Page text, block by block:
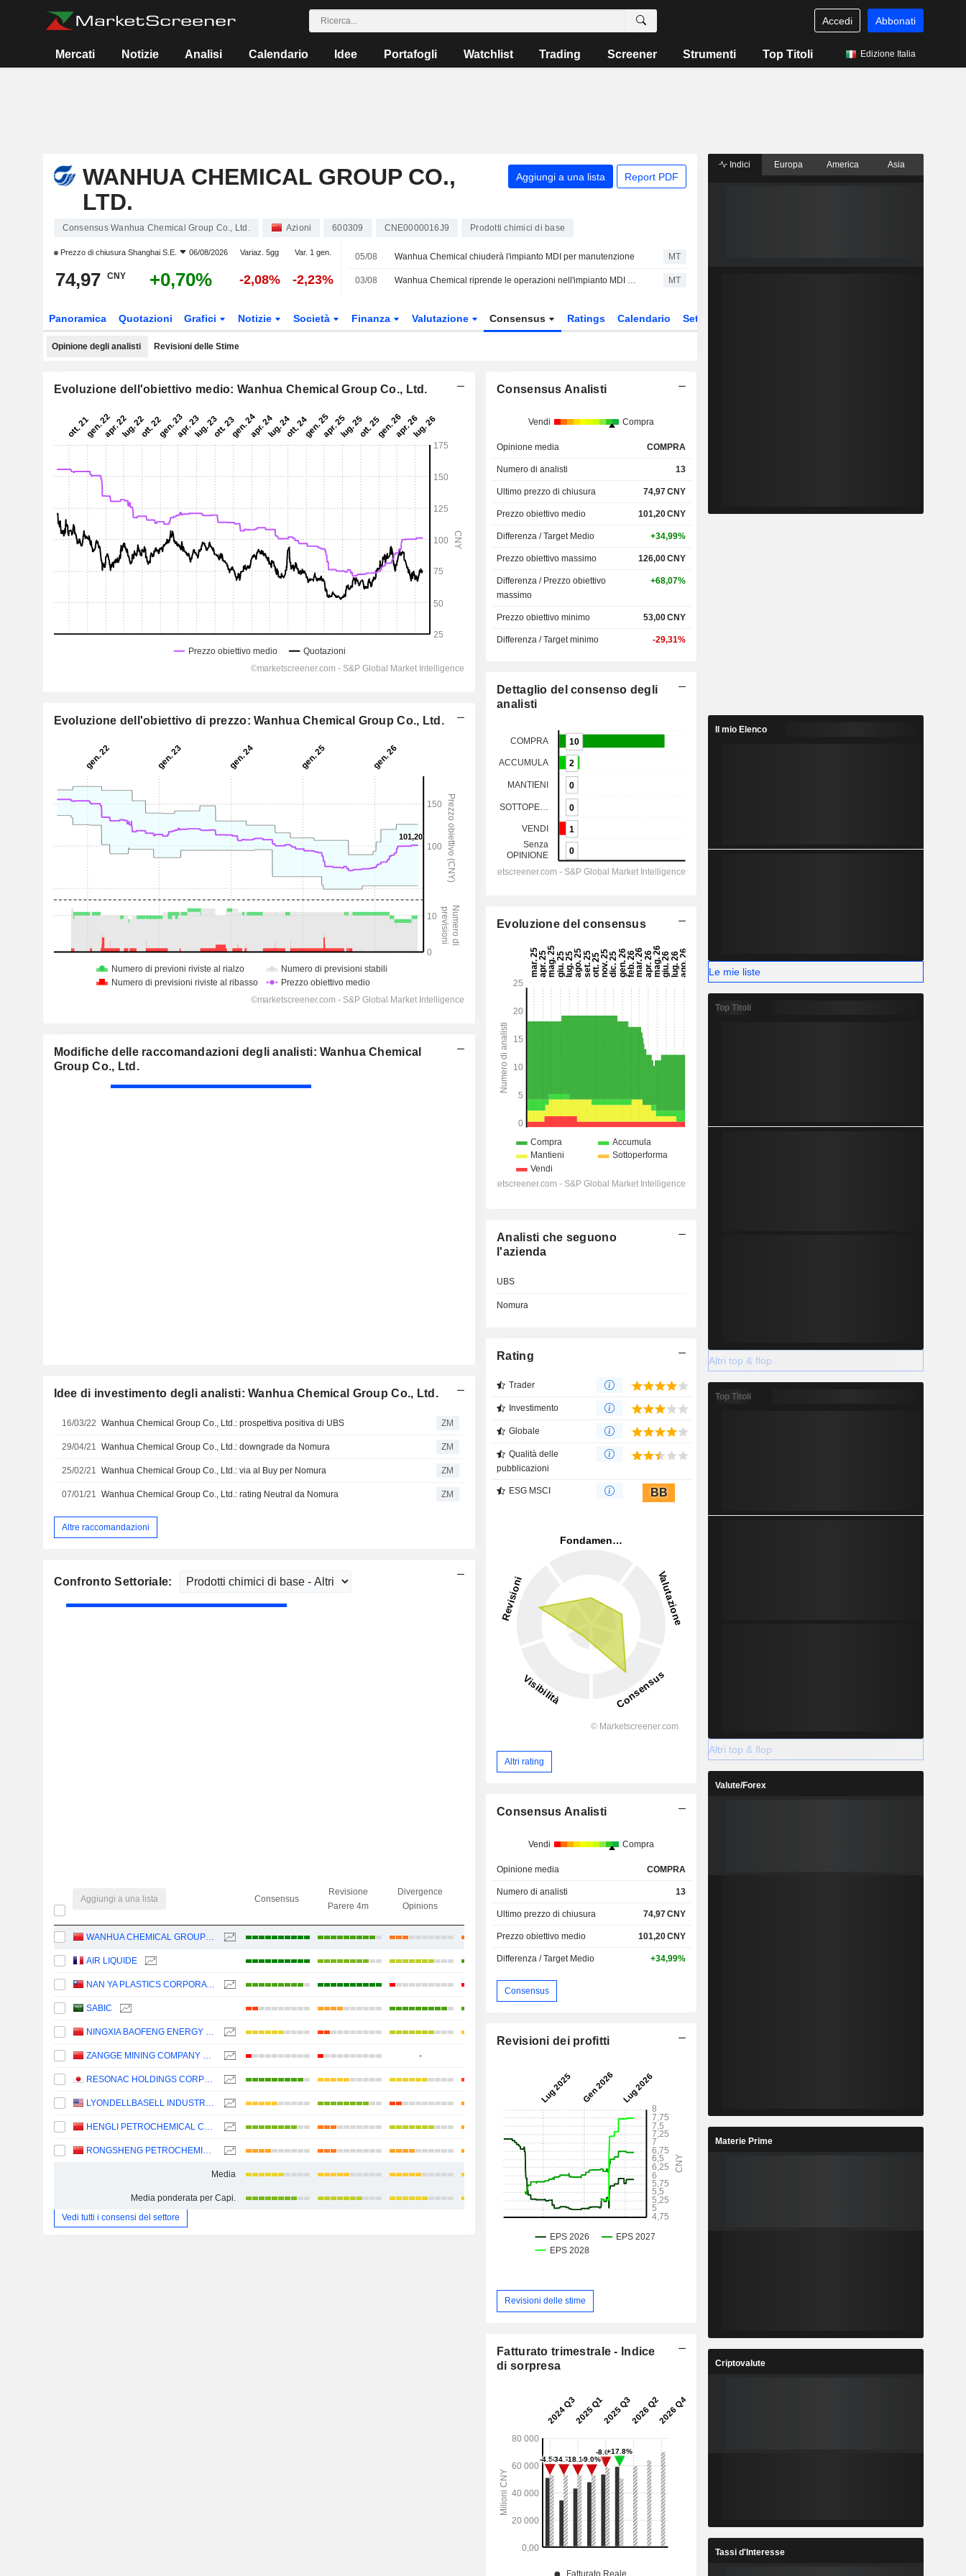
Accedi Abbonati
Mercati Notizie Analisi Calendario Idee Portafogli Watchlist Trading Screener Strumenti Top Titoli Edizione Italia
WANHUA CHEMICAL GROUP CO.,
LTD.
Aggiungi a una lista Report PDF
Consensus Wanhua Chemical Group Co., Ltd. Azioni 600309 CNE0000016J9 Prodotti chimici di base
Prezzo di chiusura Shanghai S.E. 06/08/2026 Variaz. 5gg Var. 1 gen.
74,97 CNY +0,70% -2,08% -2,23%
05/08 Wanhua Chemical chiuderà l'impianto MDI per manutenzione MT
03/08 Wanhua Chemical riprende le operazioni nell'impianto MDI del Fujian dopo la manutenzione MT
Panoramica Quotazioni Grafici Notizie Società Finanza Valutazione Consensus Ratings Calendario Settore
Opinione degli analisti Revisioni delle Stime
Evoluzione dell'obiettivo medio: Wanhua Chemical Group Co., Ltd.
Evoluzione dell'obiettivo di prezzo: Wanhua Chemical Group Co., Ltd.
Modifiche delle raccomandazioni degli analisti: Wanhua Chemical
Group Co., Ltd.
Idee di investimento degli analisti: Wanhua Chemical Group Co., Ltd.
16/03/22 Wanhua Chemical Group Co., Ltd.: prospettiva positiva di UBS ZM
29/04/21 Wanhua Chemical Group Co., Ltd.: downgrade da Nomura ZM
25/02/21 Wanhua Chemical Group Co., Ltd.: via al Buy per Nomura ZM
07/01/21 Wanhua Chemical Group Co., Ltd.: rating Neutral da Nomura ZM
Altre raccomandazioni
Confronto Settoriale:
Aggiungi a una lista Consensus
Revisione
Parere 4m
Divergence
Opinions
Divergence
azione
WANHUA CHEMICAL GROUP CO., LTD. +35,93%
AIR LIQUIDE +13,19%
NAN YA PLASTICS CORPORATION
SABIC
NINGXIA BAOFENG ENERGY GROUP CO., LTD.
ZANGGE MINING COMPANY LIMITED -
RESONAC HOLDINGS CORPORATION +26,94%
LYONDELLBASELL INDUSTRIES N.V. +17,79%
HENGLI PETROCHEMICAL CO.,LTD. +61,54%
RONGSHENG PETROCHEMICAL CO., LTD. +2,91%
Media +24,87%
Media ponderata per Capi.
+19,70%
Vedi tutti i consensi del settore
Consensus Analisti
Vendi Compra
Opinione media COMPRA
Numero di analisti 13
Ultimo prezzo di chiusura 74,97CNY
Prezzo obiettivo medio 101,20CNY
Differenza / Target Medio +34,99%
Prezzo obiettivo massimo 126,00CNY
Differenza / Prezzo obiettivo
massimo
+68,07%
Prezzo obiettivo minimo 53,00CNY
Differenza / Target minimo -29,31%
Dettaglio del consenso degli
analisti
Evoluzione del consensus
Analisti che seguono
l'azienda
UBS
Nomura
Rating
Trader
Investimento
Globale
Qualità delle
pubblicazioni
ESG MSCI BB
Altri rating
Consensus Analisti
Vendi Compra
Opinione media COMPRA
Numero di analisti 13
Ultimo prezzo di chiusura 74,97CNY
Prezzo obiettivo medio 101,20CNY
Differenza / Target Medio +34,99%
Consensus
Revisioni dei profitti
Revisioni delle stime
Fatturato trimestrale - Indice
di sorpresa
Indici Europa America Asia
Il mio Elenco
Le mie liste
Top Titoli
Altri top & flop
Top Titoli
Altri top & flop
Valute/Forex
Materie Prime
Criptovalute
Tassi d'Interesse